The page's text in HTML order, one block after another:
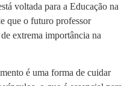
voltada para a Educação na
que o futuro professor
extrema importância na
é uma forma de cuidar